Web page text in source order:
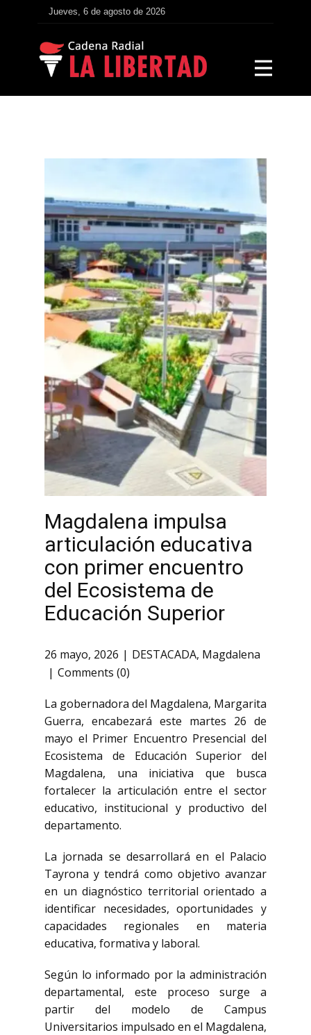
Jueves, 6 de agosto de 2026
Magdalena impulsa
articulación educativa
con primer encuentro
del Ecosistema de
Educación Superior
26 mayo, 2026 DESTACADA, Magdalena
Comments (0)
La gobernadora del Magdalena, Margarita
Guerra, encabezará este martes 26 de
mayo el Primer Encuentro Presencial del
Ecosistema de Educación Superior del
Magdalena, una iniciativa que busca
fortalecer la articulación entre el sector
educativo, institucional y productivo del
departamento.
La jornada se desarrollará en el Palacio
Tayrona y tendrá como objetivo avanzar
en un diagnóstico territorial orientado a
identificar necesidades, oportunidades y
capacidades regionales en materia
educativa, formativa y laboral.
Según lo informado por la administración
departamental, este proceso surge a
partir del modelo de Campus
Universitarios impulsado en el Magdalena,